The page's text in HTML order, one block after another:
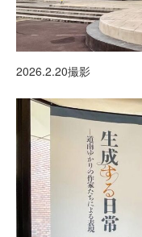
2026.2.20撮影